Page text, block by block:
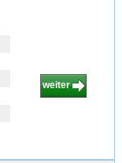
weiter